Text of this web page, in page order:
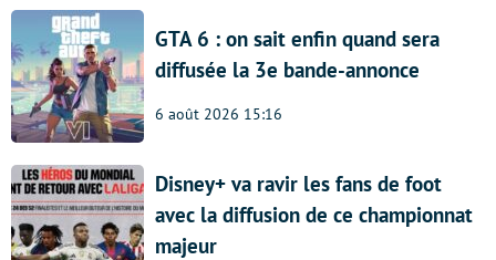
GTA 6 : on sait enfin quand sera
diffusée la 3e bande-annonce
6 août 2026 15:16
Disney+ va ravir les fans de foot
avec la diffusion de ce championnat
majeur